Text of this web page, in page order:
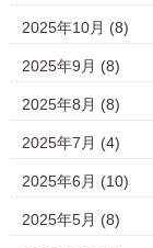
2025年10月 (8)
2025年9月 (8)
2025年8月 (8)
2025年7月 (4)
2025年6月 (10)
2025年5月 (8)